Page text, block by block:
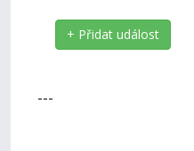
+ Přidat událost
---